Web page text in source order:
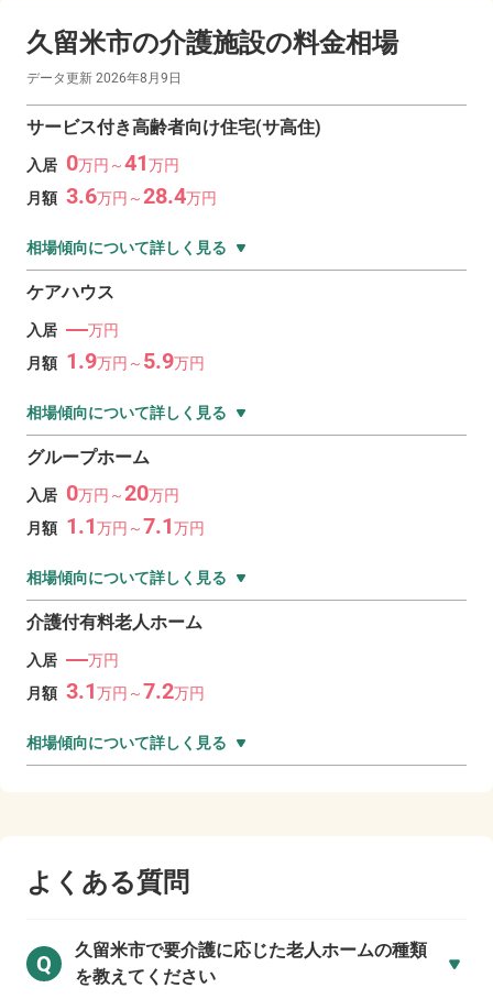
久留米市の介護施設の料金相場
データ更新 2026年8月9日
サービス付き高齢者向け住宅(サ高住)
入居 0万円～41万円
月額 3.6万円～28.4万円
相場傾向について詳しく見る
ケアハウス
入居 ―万円
月額 1.9万円～ 5.9万円
相場傾向について詳しく見る
グループホーム
入居 0万円～20万円
月額 1.1万円～7.1万円
相場傾向について詳しく見る
介護付有料老人ホーム
入居 ―万円
月額 3.1万円～7.2万円
相場傾向について詳しく見る
よくある質問
Q
久留米市で要介護に応じた老人ホームの種類
を教えてください